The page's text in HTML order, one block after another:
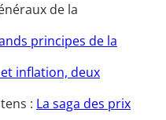
de la
principes de la
inflation, deux
: La saga des prix